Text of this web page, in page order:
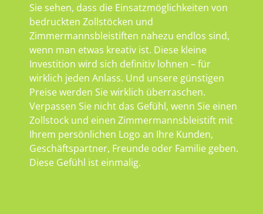
Sie sehen, dass die Einsatzmöglichkeiten von
bedruckten Zollstöcken und
Zimmermannsbleistiften nahezu endlos sind,
wenn man etwas kreativ ist. Diese kleine
Investition wird sich definitiv lohnen – für
wirklich jeden Anlass. Und unsere günstigen
Preise werden Sie wirklich überraschen.
Verpassen Sie nicht das Gefühl, wenn Sie einen
Zollstock und einen Zimmermannsbleistift mit
Ihrem persönlichen Logo an Ihre Kunden,
Geschäftspartner, Freunde oder Familie geben.
Diese Gefühl ist einmalig.